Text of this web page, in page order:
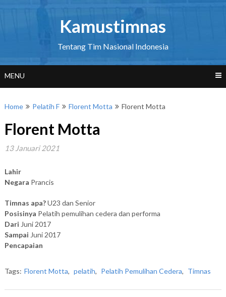
Kamustimnas
Tentang Tim Nasional Indonesia
MENU
Home Pelatih F Florent Motta Florent Motta
Florent Motta
13 Januari 2021
Lahir
Negara Prancis
Timnas apa?U23 dan Senior
Posisinya Pelatih pemulihan cedera dan performa
Dari Juni 2017
Sampai Juni 2017
Pencapaian
Tags: Florent Motta, pelatih, Pelatih Pemulihan Cedera, Timnas